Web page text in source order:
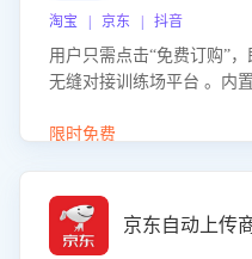
淘宝 | 京东 | 抖音
用户只需点击“免费订购”
无缝对接训练场平台 。内
初始化时间，助力企业快速
限时免费
京东自动上传